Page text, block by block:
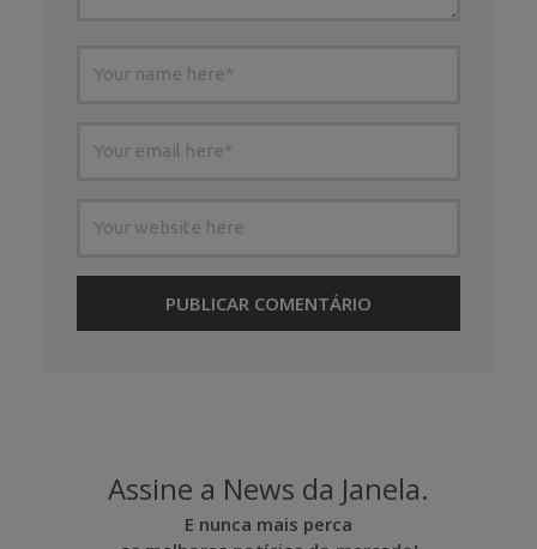
Assine a News da Janela.
E nunca mais perca